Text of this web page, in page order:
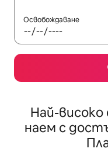
Освобождаване
Най-
наем с